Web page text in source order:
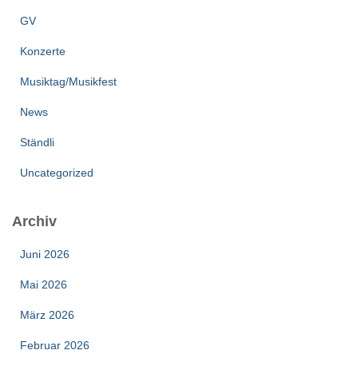
GV
Konzerte
Musiktag/Musikfest
News
Ständli
Uncategorized
Archiv
Juni 2026
Mai 2026
März 2026
Februar 2026